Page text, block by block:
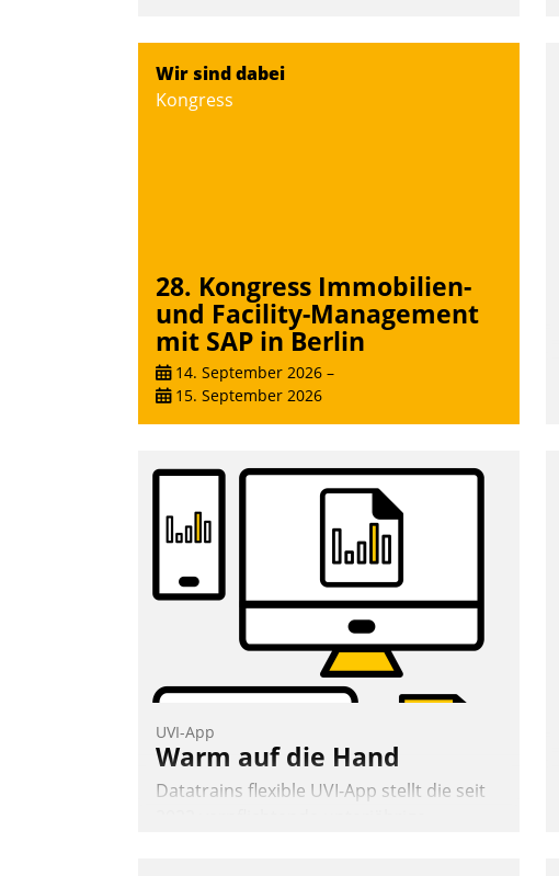
Teilnehmer kurzweilige Einblicke in
innovative Cloud-Strategien und -
Wir sind dabei
Kongress
28. Kongress Immobilien-
und Facility-Management
mit SAP in Berlin
14. September 2026 –
15. September 2026
UVI-App
Warm auf die Hand
Datatrains flexible UVI-App stellt die seit